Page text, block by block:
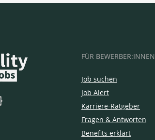
FÜR BEWERBER:INNEN
Job suchen
Job Alert
Karriere-Ratgeber
Fragen & Antworten
Benefits erklärt